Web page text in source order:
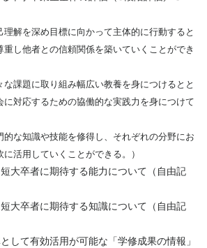
理解を深め目標に向かって主体的に行動すると
重し他者との信頼関係を築いていくことができ
な課題に取り組み幅広い教養を身につけるとと
に対応するための協働的な実践力を身につけて
的な知識や技能を修得し、それぞれの分野にお
活用していくことができる。）
大卒者に期待する能力について（自由記
大卒者に期待する知識について（自由記
して有効活用が可能な「学修成果の情報」